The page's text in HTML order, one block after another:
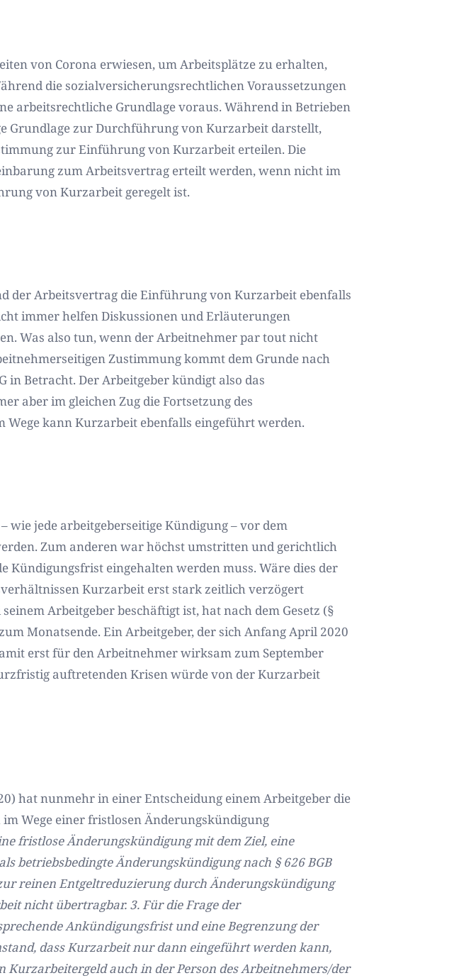
von Corona erwiesen, um Arbeitsplätze zu erhalten,
die sozialversicherungsrechtlichen Voraussetzungen
arbeitsrechtliche Grundlage voraus. Während in Betrieben
Grundlage zur Durchführung von Kurzarbeit darstellt,
zur Einführung von Kurzarbeit erteilen. Die
zum Arbeitsvertrag erteilt werden, wenn nicht im
von Kurzarbeit geregelt ist.
der Arbeitsvertrag die Einführung von Kurzarbeit ebenfalls
immer helfen Diskussionen und Erläuterungen
Was also tun, wenn der Arbeitnehmer par tout nicht
Zustimmung kommt dem Grunde nach
in Betracht. Der Arbeitgeber kündigt also das
aber im gleichen Zug die Fortsetzung des
Wege kann Kurzarbeit ebenfalls eingeführt werden.
jede arbeitgeberseitige Kündigung – vor dem
Zum anderen war höchst umstritten und gerichtlich
Kündigungsfrist eingehalten werden muss. Wäre dies der
Kurzarbeit erst stark zeitlich verzögert
Arbeitgeber beschäftigt ist, hat nach dem Gesetz (§
Monatsende. Ein Arbeitgeber, der sich Anfang April 2020
erst für den Arbeitnehmer wirksam zum September
auftretenden Krisen würde von der Kurzarbeit
hat nunmehr in einer Entscheidung einem Arbeitgeber die
Wege einer fristlosen Änderungskündigung
fristlose Änderungskündigung mit dem Ziel, eine
betriebsbedingte Änderungskündigung nach § 626 BGB
reinen Entgeltreduzierung durch Änderungskündigung
nicht übertragbar. 3.Für die Frage der
Ankündigungsfrist und eine Begrenzung der
dass Kurzarbeit nur dann eingeführt werden kann,
auch in der Person des Arbeitnehmers/der